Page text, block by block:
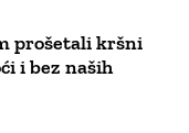
prošetali kršni
i bez naših